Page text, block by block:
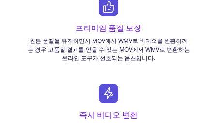
프리미엄 품질 보장
원본 품질을 유지하면서 MOV에서 WMV로 비디오를 변환하려
는 경우 고품질 결과를 얻을 수 있는 MOV에서 WMV로 변환하는
온라인 도구가 선호되는 옵션입니다.
즉시 비디오 변환